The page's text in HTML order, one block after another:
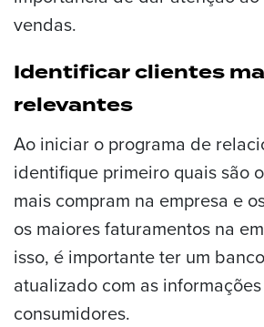
vendas.
Identificar clientes
relevantes
Ao iniciar o programa de
identifique primeiro quais são
mais compram na empresa e
os maiores faturamentos na
isso, é importante ter um
atualizado com as
consumidores.